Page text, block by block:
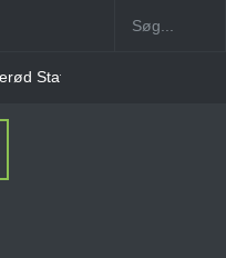
Station